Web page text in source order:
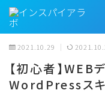
MENU
トップページ
2021.10.29
【初心者】WEB
WordPressス